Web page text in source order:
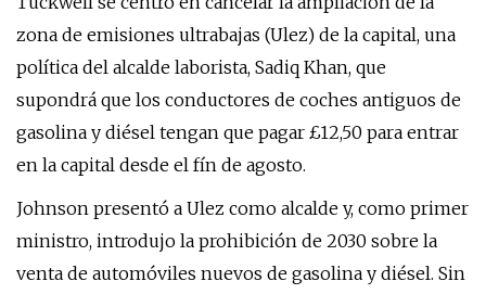
zona de emisiones ultrabajas (Ulez) de la capital, una
política del alcalde laborista, Sadiq Khan, que
supondrá que los conductores de coches antiguos de
gasolina y diésel tengan que pagar £12,50 para entrar
en la capital desde el fín de agosto.
Johnson presentó a Ulez como alcalde y, como primer
ministro, introdujo la prohibición de 2030 sobre la
venta de automóviles nuevos de gasolina y diésel. Sin